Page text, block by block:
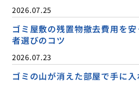
2026.07.25
ゴミ屋敷の残置物撤去費用を
者選びのコツ
2026.07.23
ゴミの山が消えた部屋で手に